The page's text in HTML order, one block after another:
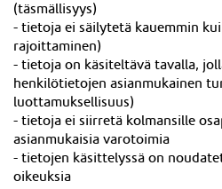
(täsmällisyys)
- tietoja ei säilytetä kauemmin
rajoittaminen)
- tietoja on käsiteltävä tavalla,
henkilötietojen asianmukainen
luottamuksellisuus)
- tietoja ei siirretä kolmansille
asianmukaisia varotoimia
- tietojen käsittelyssä on
oikeuksia